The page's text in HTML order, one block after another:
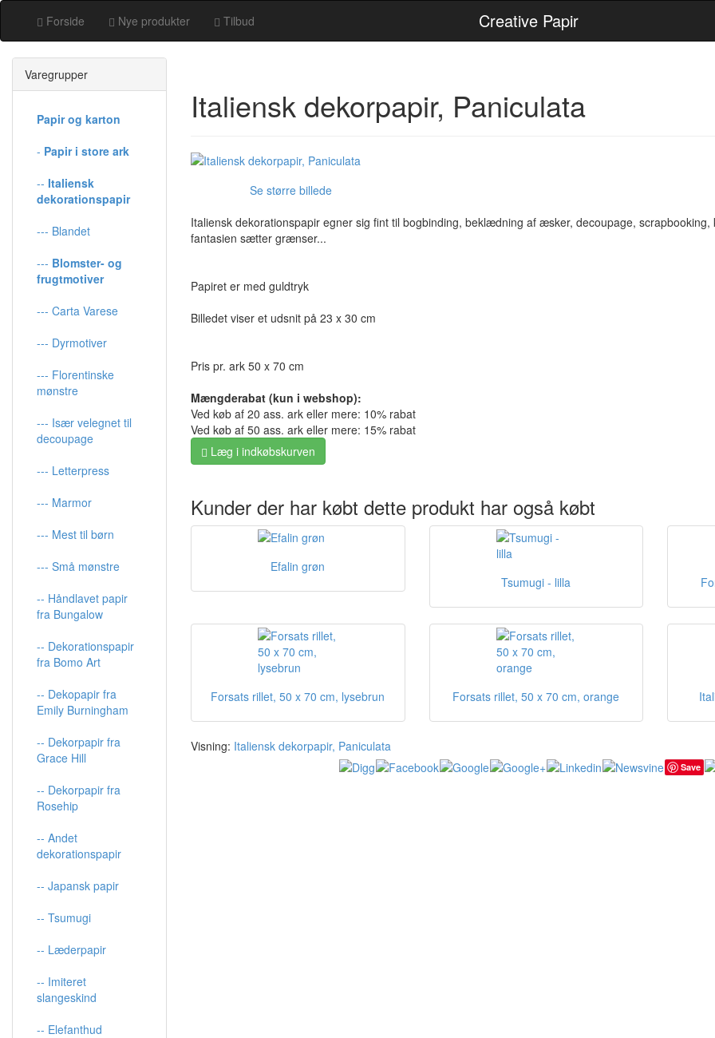
Forside Nye produkter Tilbud Creative Papir
Italiensk dekorpapir, Paniculata
Se større billede
Italiensk dekorationspapir egner sig fint til bogbinding, beklædning af æsker, decoupage, scrapbooking,
fantasien sætter grænser...
Papiret er med guldtryk
Billedet viser et udsnit på 23 x 30 cm
Pris pr. ark 50 x 70 cm
Mængderabat (kun i webshop):
Ved køb af 20 ass. ark eller mere: 10% rabat
Ved køb af 50 ass. ark eller mere: 15% rabat
Læg i indkøbskurven
Kunder der har købt dette produkt har også købt
Efalin grøn
Tsumugi - lilla
Forsats rillet, 50 x 70 cm, lysebrun Forsats rillet, 50 x 70 cm, orange
Visning: Italiensk dekorpapir, Paniculata
Save
Varegrupper
Papir og karton
- Papir i store ark
-- Italiensk
dekorationspapir
--- Blandet
--- Blomster- og
frugtmotiver
--- Carta Varese
--- Dyrmotiver
--- Florentinske
mønstre
--- Især velegnet til
decoupage
--- Letterpress
--- Marmor
--- Mest til børn
--- Små mønstre
-- Håndlavet papir
fra Bungalow
-- Dekorationspapir
fra Bomo Art
-- Dekopapir fra
Emily Burningham
-- Dekorpapir fra
Grace Hill
-- Dekorpapir fra
Rosehip
-- Andet
dekorationspapir
-- Japansk papir
-- Tsumugi
-- Læderpapir
-- Imiteret
slangeskind
-- Elefanthud